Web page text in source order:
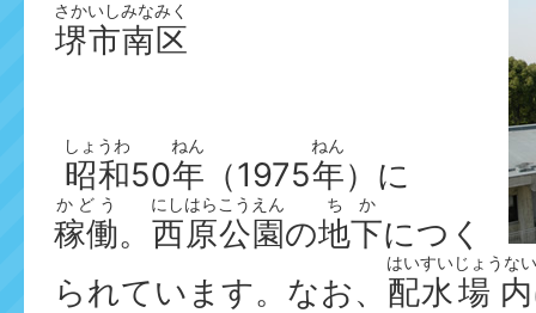
堺市南区
さかいしみなみく
昭和
しょうわ
50年
ねん
（1975年
ねん
）に
稼働
かどう
。 西原
にしはら
公園
こうえん
の地下
ちか
につく
られています。なお、 配水
はいすい
場内
じょうない